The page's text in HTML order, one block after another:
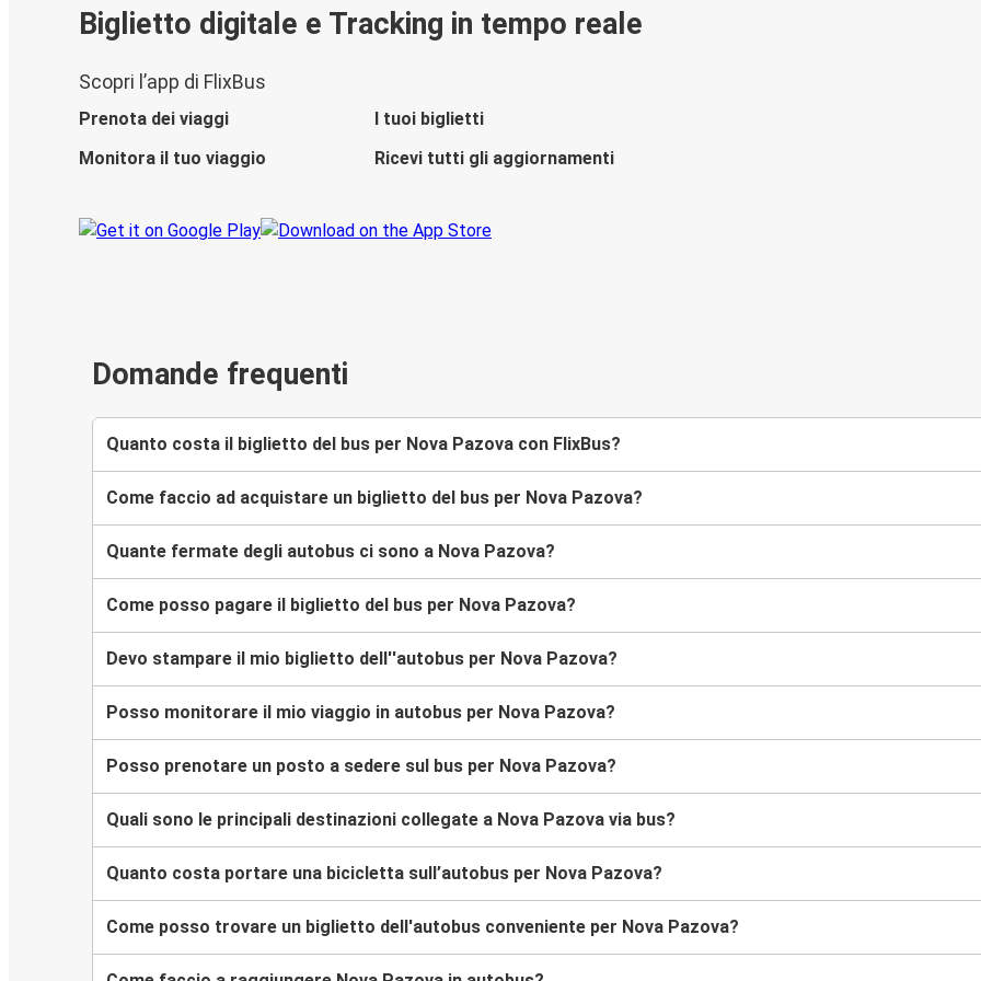
Biglietto digitale e Tracking in tempo reale
Scopri l’app di FlixBus
Prenota dei viaggi
I tuoi biglietti
Monitora il tuo viaggio
Ricevi tutti gli aggiornamenti
Domande frequenti
Quanto costa il biglietto del bus per Nova Pazova con FlixBus?
Come faccio ad acquistare un biglietto del bus per Nova Pazova?
Quante fermate degli autobus ci sono a Nova Pazova?
Come posso pagare il biglietto del bus per Nova Pazova?
Devo stampare il mio biglietto dell''autobus per Nova Pazova?
Posso monitorare il mio viaggio in autobus per Nova Pazova?
Posso prenotare un posto a sedere sul bus per Nova Pazova?
Quali sono le principali destinazioni collegate a Nova Pazova via bus?
Quanto costa portare una bicicletta sull’autobus per Nova Pazova?
Come posso trovare un biglietto dell'autobus conveniente per Nova Pazova?